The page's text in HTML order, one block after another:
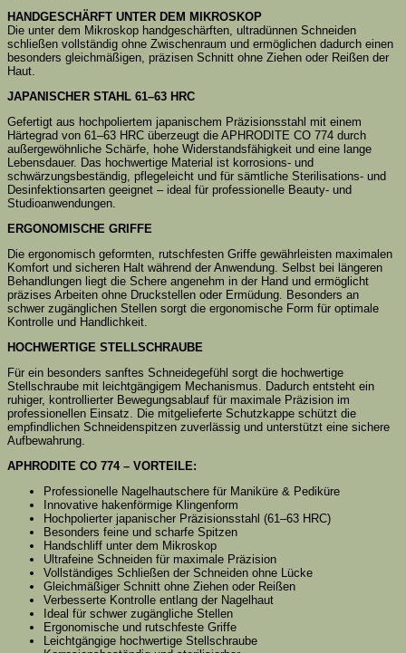
HANDGESCHÄRFT UNTER DEM MIKROSKOP
Die unter dem Mikroskop handgeschärften, ultradünnen Schneiden
schließen vollständig ohne Zwischenraum und ermöglichen dadurch einen
besonders gleichmäßigen, präzisen Schnitt ohne Ziehen oder Reißen der
Haut.
JAPANISCHER STAHL 61–63 HRC
Gefertigt aus hochpoliertem japanischem Präzisionsstahl mit einem
Härtegrad von 61–63 HRC überzeugt die APHRODITE CO 774 durch
außergewöhnliche Schärfe, hohe Widerstandsfähigkeit und eine lange
Lebensdauer. Das hochwertige Material ist korrosions- und
schwärzungsbeständig, pflegeleicht und für sämtliche Sterilisations- und
Desinfektionsarten geeignet – ideal für professionelle Beauty- und
Studioanwendungen.
ERGONOMISCHE GRIFFE
Die ergonomisch geformten, rutschfesten Griffe gewährleisten maximalen
Komfort und sicheren Halt während der Anwendung. Selbst bei längeren
Behandlungen liegt die Schere angenehm in der Hand und ermöglicht
präzises Arbeiten ohne Druckstellen oder Ermüdung. Besonders an
schwer zugänglichen Stellen sorgt die ergonomische Form für optimale
Kontrolle und Handlichkeit.
HOCHWERTIGE STELLSCHRAUBE
Für ein besonders sanftes Schneidegefühl sorgt die hochwertige
Stellschraube mit leichtgängigem Mechanismus. Dadurch entsteht ein
ruhiger, kontrollierter Bewegungsablauf für maximale Präzision im
professionellen Einsatz. Die mitgelieferte Schutzkappe schützt die
empfindlichen Schneidenspitzen zuverlässig und unterstützt eine sichere
Aufbewahrung.
APHRODITE CO 774 – VORTEILE:
Professionelle Nagelhautschere für Maniküre & Pediküre
Innovative hakenförmige Klingenform
Hochpolierter japanischer Präzisionsstahl (61–63 HRC)
Besonders feine und scharfe Spitzen
Handschliff unter dem Mikroskop
Ultrafeine Schneiden für maximale Präzision
Vollständiges Schließen der Schneiden ohne Lücke
Gleichmäßiger Schnitt ohne Ziehen oder Reißen
Verbesserte Kontrolle entlang der Nagelhaut
Ideal für schwer zugängliche Stellen
Ergonomische und rutschfeste Griffe
Leichtgängige hochwertige Stellschraube